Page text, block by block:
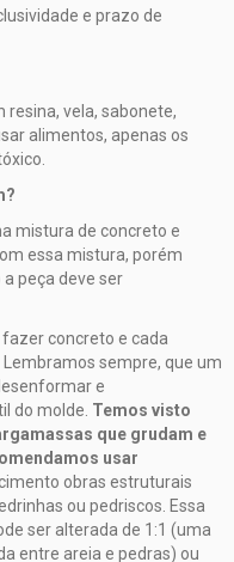
e prazo de
resina, vela, sabonete,
alimentos, apenas os
mistura de concreto e
essa mistura, porém
peça deve ser
concreto e cada
sempre, que um
e
do molde. Temos visto
que grudam e
usar
obras estruturais
ou pedriscos. Essa
ser alterada de 1:1 (uma
entre areia e pedras) ou